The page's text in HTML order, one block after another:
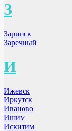
З
Заринск
Заречный
И
Ижевск
Иркутск
Иваново
Ишим
Искитим